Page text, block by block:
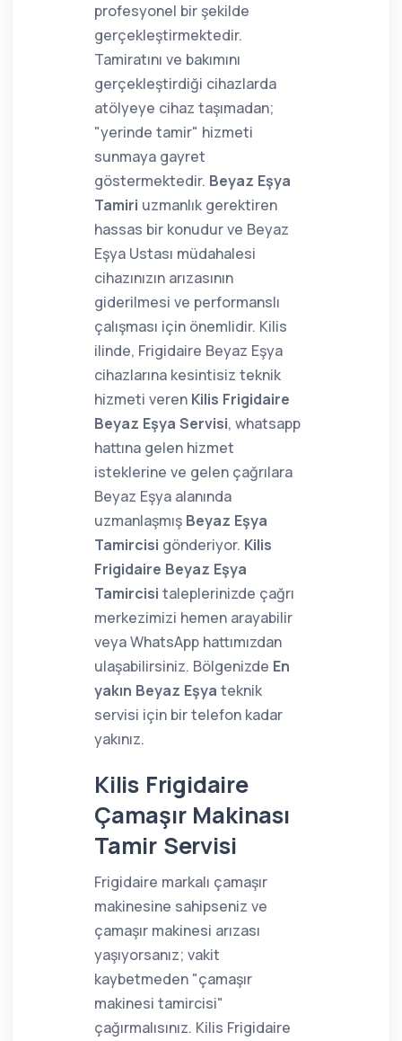
profesyonel bir şekilde
gerçekleştirmektedir.
Tamiratını ve bakımını
gerçekleştirdiği cihazlarda
atölyeye cihaz taşımadan;
"yerinde tamir" hizmeti
sunmaya gayret
göstermektedir. Beyaz Eşya
Tamiri uzmanlık gerektiren
hassas bir konudur ve Beyaz
Eşya Ustası müdahalesi
cihazınızın arızasının
giderilmesi ve performanslı
çalışması için önemlidir. Kilis
ilinde, Frigidaire Beyaz Eşya
cihazlarına kesintisiz teknik
hizmeti veren Kilis Frigidaire
Beyaz Eşya Servisi, whatsapp
hattına gelen hizmet
isteklerine ve gelen çağrılara
Beyaz Eşya alanında
uzmanlaşmış Beyaz Eşya
Tamircisi gönderiyor. Kilis
Frigidaire Beyaz Eşya
Tamircisi taleplerinizde çağrı
merkezimizi hemen arayabilir
veya WhatsApp hattımızdan
ulaşabilirsiniz. Bölgenizde En
yakın Beyaz Eşya teknik
servisi için bir telefon kadar
yakınız.
Kilis Frigidaire
Çamaşır Makinası
Tamir Servisi
Frigidaire markalı çamaşır
makinesine sahipseniz ve
çamaşır makinesi arızası
yaşıyorsanız; vakit
kaybetmeden "çamaşır
makinesi tamircisi"
çağırmalısınız. Kilis Frigidaire